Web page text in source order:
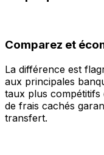
Comparez et
La différence est
aux principales
taux plus compétitifs
de frais cachés
transfert.